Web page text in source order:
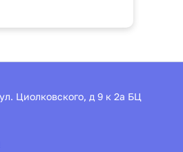
Циолковского, д 9 к 2а БЦ